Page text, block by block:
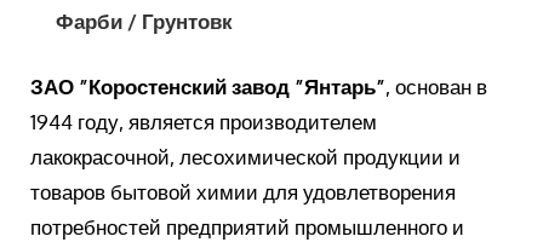
Фарби / Грунтовк
ЗАО ”Коростенский завод ”Янтарь”, основан в
1944 году, является производителем
лакокрасочной, лесохимической продукции и
товаров бытовой химии для удовлетворения
потребностей предприятий промышленного и